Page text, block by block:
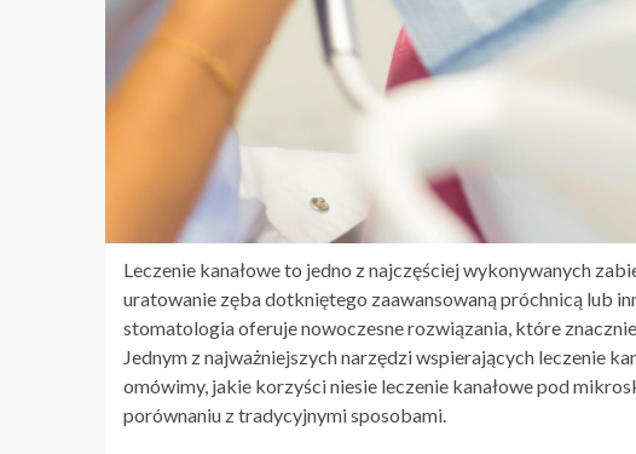
Leczenie kanałowe to jedno z najczęściej wykonywanych
uratowanie zęba dotkniętego zaawansowaną próchnicą lub
stomatologia oferuje nowoczesne rozwiązania, które
Jednym z najważniejszych narzędzi wspierających leczenie
omówimy, jakie korzyści niesie leczenie kanałowe pod
porównaniu z tradycyjnymi sposobami.